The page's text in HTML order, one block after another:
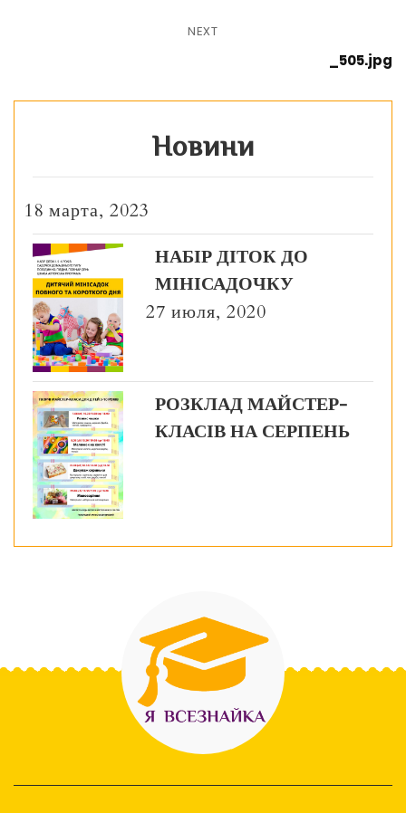
NEXT
_505.jpg
Новини
18 марта, 2023
НАБІР ДІТОК ДО
МІНІСАДОЧКУ
27 июля, 2020
РОЗКЛАД МАЙСТЕР-
КЛАСІВ НА СЕРПЕНЬ